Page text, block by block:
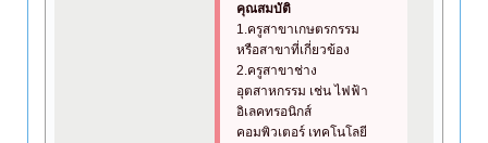
คุณสมบัติ
1.ครูสาขาเกษตรกรรม
หรือสาขาที่เกี่ยวข้อง
2.ครูสาขาช่าง
อุตสาหกรรม เช่น ไฟฟ้า
อิเลคทรอนิกส์
คอมพิวเตอร์ เทคโนโลยี